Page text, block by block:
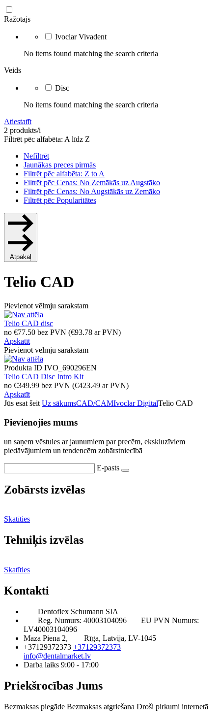
Ražotājs
Ivoclar Vivadent
No items found matching the search criteria
Veids
Disc
No items found matching the search criteria
Atiestatīt
2 produkts/i
Filtrēt pēc alfabēta: A līdz Z
Nefiltrēt
Jaunākas preces pirmās
Filtrēt pēc alfabēta: Z to A
Filtrēt pēc Cenas: No Zemākās uz Augstāko
Filtrēt pēc Cenas: No Augstākās uz Zemāko
Filtrēt pēc Popularitātes
Atpakaļ
Telio CAD
Pievienot vēlmju sarakstam
Telio CAD disc
no €77.50 bez PVN (€93.78 ar PVN)
Apskatīt
Pievienot vēlmju sarakstam
Produkta ID IVO_690296EN
Telio CAD Disc Intro Kit
no €349.99 bez PVN (€423.49 ar PVN)
Apskatīt
Jūs esat šeit Uz sākumsCAD/CAMIvoclar DigitalTelio CAD
Pievienojies mums
un saņem vēstules ar jaunumiem par precēm, ekskluzīviem
piedāvājumiem un tendencēm zobārstniecībā
E-pasts
Zobārsts izvēlas
Skatīties
Tehniķis izvēlas
Skatīties
Kontakti
Dentoflex Schumann SIA
Reg. Numurs: 40003104096
EU PVN Numurs:
LV40003104096
Maza Piena 2,
Rīga, Latvija, LV-1045
+37129372373 +37129372373
info@dentalmarket.lv
Darba laiks 9:00 - 17:00
Priekšrocības Jums
Bezmaksas piegāde Bezmaksas atgriešana Droši pirkumi internetā